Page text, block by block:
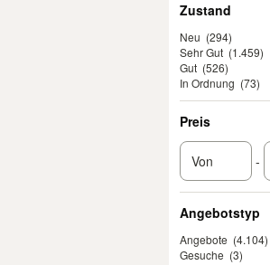
Zustand
Neu (294)
Sehr Gut (1.459)
Gut (526)
In Ordnung (73)
Preis
-
Angebotstyp
Angebote (4.104)
Gesuche (3)